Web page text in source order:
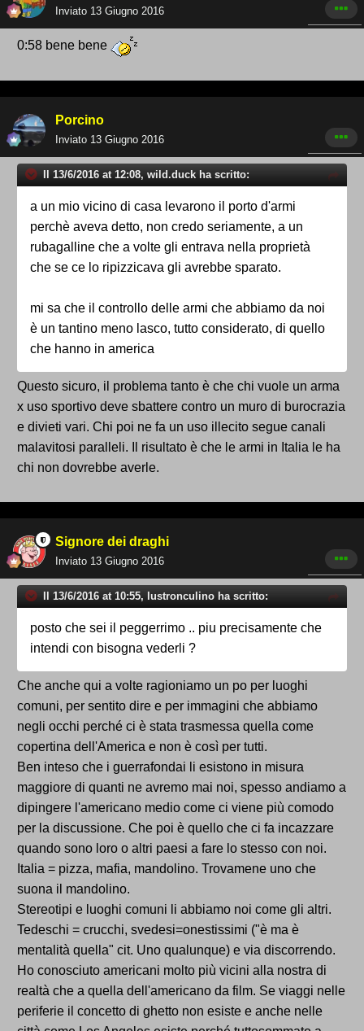
Inviato 13 Giugno 2016
0:58 bene bene
Porcino
Inviato 13 Giugno 2016
Il 13/6/2016 at 12:08, wild.duck ha scritto:
a un mio vicino di casa levarono il porto d'armi
perchè aveva detto, non credo seriamente, a un
rubagalline che a volte gli entrava nella proprietà
che se ce lo ripizzicava gli avrebbe sparato.
mi sa che il controllo delle armi che abbiamo da noi
è un tantino meno lasco, tutto considerato, di quello
che hanno in america
Questo sicuro, il problema tanto è che chi vuole un arma
x uso sportivo deve sbattere contro un muro di burocrazia
e divieti vari. Chi poi ne fa un uso illecito segue canali
malavitosi paralleli. Il risultato è che le armi in Italia le ha
chi non dovrebbe averle.
Signore dei draghi
Inviato 13 Giugno 2016
Il 13/6/2016 at 10:55, lustronculino ha scritto:
posto che sei il peggerrimo .. piu precisamente che
intendi con bisogna vederli ?
Che anche qui a volte ragioniamo un po per luoghi
comuni, per sentito dire e per immagini che abbiamo
negli occhi perché ci è stata trasmessa quella come
copertina dell'America e non è così per tutti.
Ben inteso che i guerrafondai li esistono in misura
maggiore di quanti ne avremo mai noi, spesso andiamo a
dipingere l'americano medio come ci viene più comodo
per la discussione. Che poi è quello che ci fa incazzare
quando sono loro o altri paesi a fare lo stesso con noi.
Italia = pizza, mafia, mandolino. Trovamene uno che
suona il mandolino.
Stereotipi e luoghi comuni li abbiamo noi come gli altri.
Tedeschi = crucchi, svedesi=onestissimi ("è ma è
mentalità quella" cit. Uno qualunque) e via discorrendo.
Ho conosciuto americani molto più vicini alla nostra di
realtà che a quella dell'americano da film. Se viaggi nelle
periferie il concetto di ghetto non esiste e anche nelle